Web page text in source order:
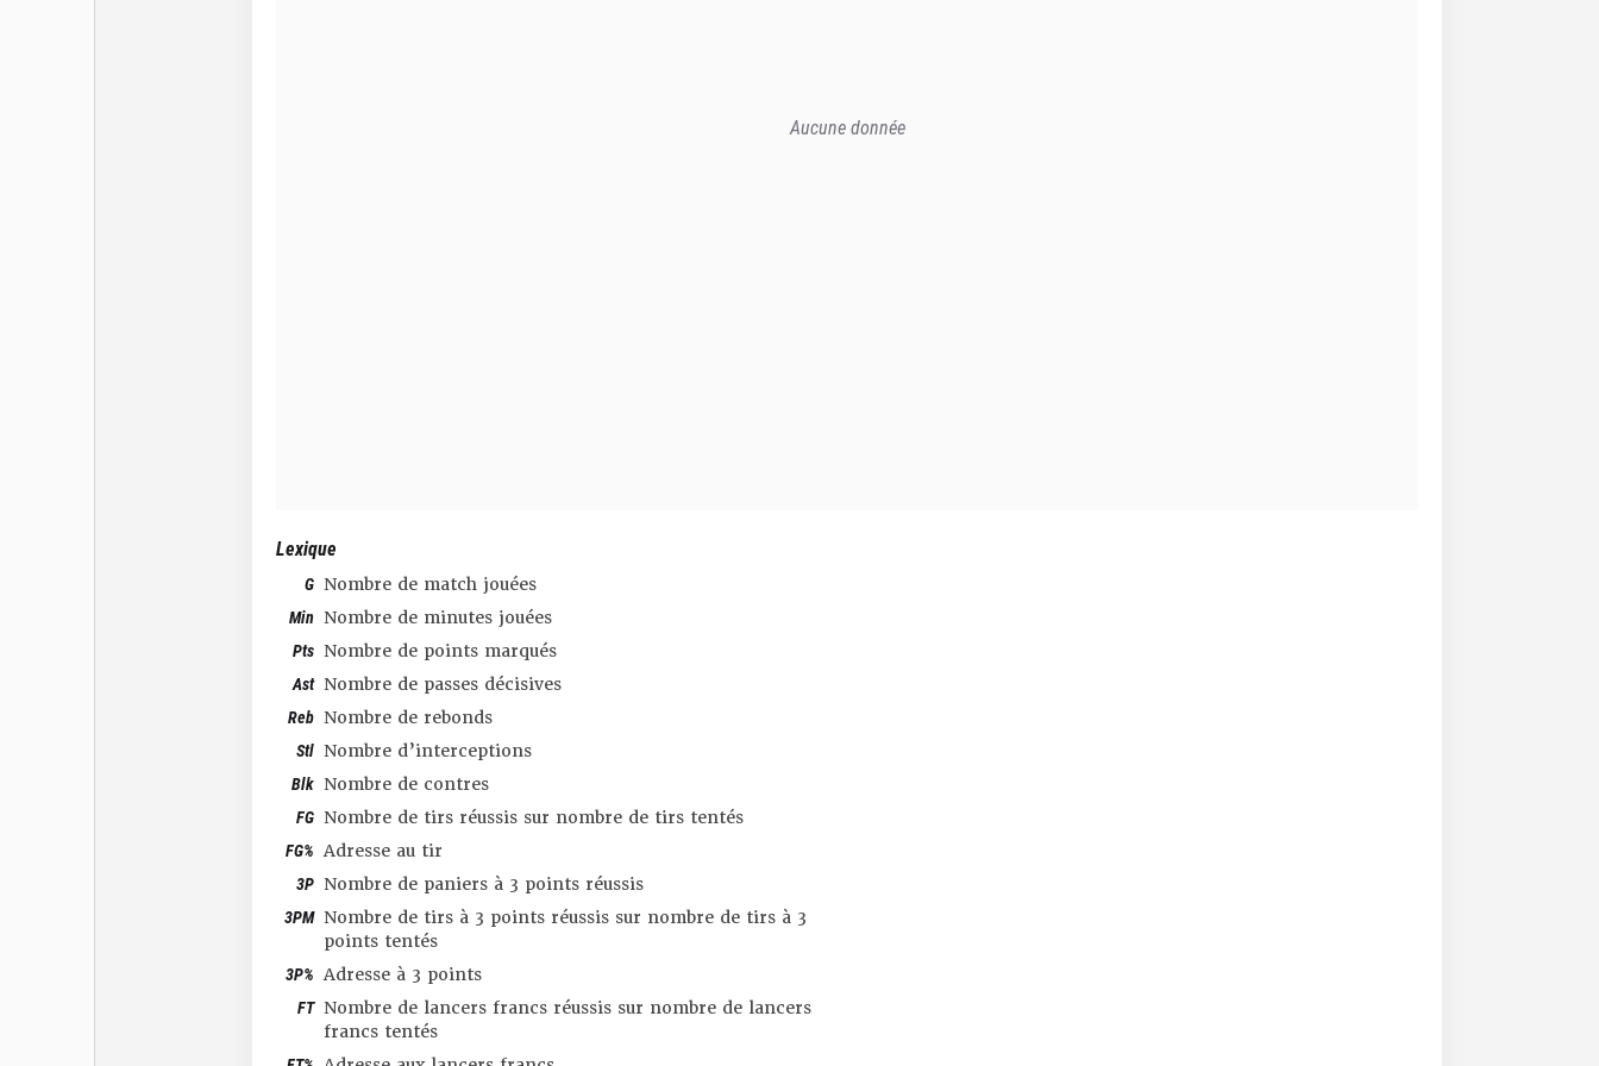
Aucune donnée
Lexique
G Nombre de match jouées
Min Nombre de minutes jouées
Pts Nombre de points marqués
Ast Nombre de passes décisives
Reb Nombre de rebonds
Stl Nombre d’interceptions
Blk Nombre de contres
FG Nombre de tirs réussis sur nombre de tirs tentés
FG% Adresse au tir
3P Nombre de paniers à 3 points réussis
3PM Nombre de tirs à 3 points réussis sur nombre de tirs à 3
points tentés
3P% Adresse à 3 points
FT Nombre de lancers francs réussis sur nombre de lancers
francs tentés